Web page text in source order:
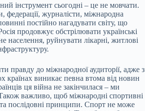
інструмент сьогодні – це не мовчати.
федерації, журналісти, міжнародна
постійно нагадувати світу, що
продовжує обстрілювати українські
населення, руйнувати лікарні, житлові
правду до міжнародної аудиторії, адже з
країнах виникає певна втома від новин
ця війна не закінчилася – ми
важливо, щоб міжнародні спортивні
та послідовні принципи. Спорт не може